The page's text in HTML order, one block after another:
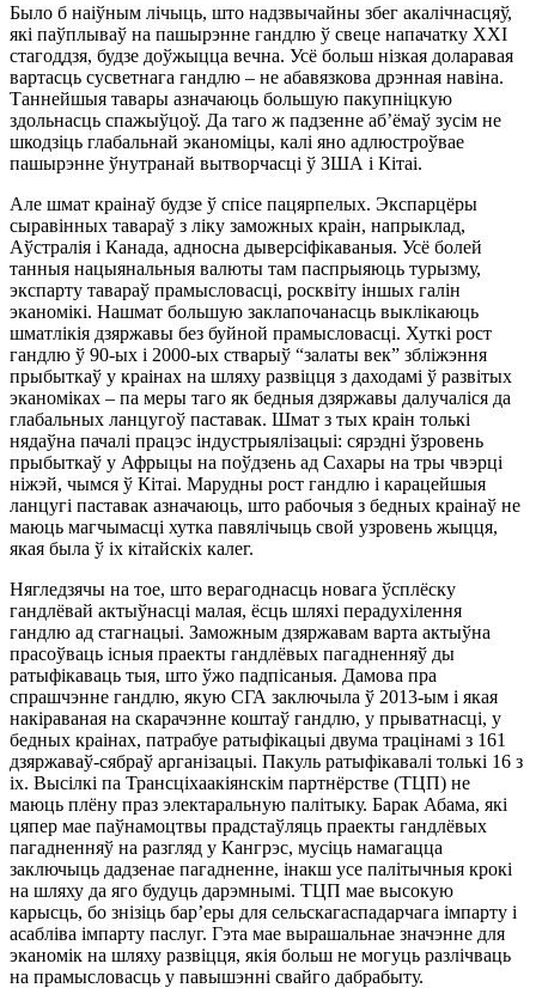
Было б наіўным лічыць, што надзвычайны збег акалічнасцяў,
які паўплываў на пашырэнне гандлю ў свеце напачатку ХХІ
стагоддзя, будзе доўжыцца вечна. Усё больш нізкая доларавая
вартасць сусветнага гандлю – не абавязкова дрэнная навіна.
Таннейшыя тавары азначаюць большую пакупніцкую
здольнасць спажыўцоў. Да таго ж падзенне аб’ёмаў зусім не
шкодзіць глабальнай эканоміцы, калі яно адлюстроўвае
пашырэнне ўнутранай вытворчасці ў ЗША і Кітаі.
Але шмат краінаў будзе ў спісе пацярпелых. Экспарцёры
сыравінных тавараў з ліку заможных краін, напрыклад,
Аўстралія і Канада, адносна дыверсіфікаваныя. Усё болей
танныя нацыянальныя валюты там паспрыяюць турызму,
экспарту тавараў прамысловасці, росквіту іншых галін
эканомікі. Нашмат большую заклапочанасць выклікаюць
шматлікія дзяржавы без буйной прамысловасці. Хуткі рост
гандлю ў 90-ых і 2000-ых стварыў “залаты век” збліжэння
прыбыткаў у краінах на шляху развіцця з даходамі ў развітых
эканоміках – па меры таго як бедныя дзяржавы далучаліся да
глабальных ланцугоў паставак. Шмат з тых краін толькі
нядаўна пачалі працэс індустрыялізацыі: сярэдні ўзровень
прыбыткаў у Афрыцы на поўдзень ад Сахары на тры чвэрці
ніжэй, чымся ў Кітаі. Марудны рост гандлю і карацейшыя
ланцугі паставак азначаюць, што рабочыя з бедных краінаў не
маюць магчымасці хутка павялічыць свой узровень жыцця,
якая была ў іх кітайскіх калег.
Нягледзячы на тое, што верагоднасць новага ўсплёску
гандлёвай актыўнасці малая, ёсць шляхі перадухілення
гандлю ад стагнацыі. Заможным дзяржавам варта актыўна
прасоўваць існыя праекты гандлёвых пагадненняў ды
ратыфікаваць тыя, што ўжо падпісаныя. Дамова пра
спрашчэнне гандлю, якую СГА заключыла ў 2013-ым і якая
накіраваная на скарачэнне коштаў гандлю, у прыватнасці, у
бедных краінах, патрабуе ратыфікацыі двума трацінамі з 161
дзяржаваў-сябраў арганізацыі. Пакуль ратыфікавалі толькі 16 з
іх. Высілкі па Трансціхаакіянскім партнёрстве (ТЦП) не
маюць плёну праз электаральную палітыку. Барак Абама, які
цяпер мае паўнамоцтвы прадстаўляць праекты гандлёвых
пагадненняў на разгляд у Кангрэс, мусіць намагацца
заключыць дадзенае пагадненне, інакш усе палітычныя крокі
на шляху да яго будуць дарэмнымі. ТЦП мае высокую
карысць, бо знізіць бар’еры для сельскагаспадарчага імпарту і
асабліва імпарту паслуг. Гэта мае вырашальнае значэнне для
эканомік на шляху развіцця, якія больш не могуць разлічваць
на прамысловасць у павышэнні свайго дабрабыту.